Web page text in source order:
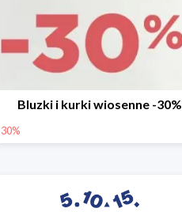
Bluzki i kurki wiosenne -30%
30%